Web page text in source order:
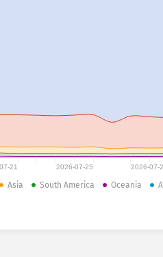
21 2026-07-25 2026-07-
Asia South America Oceania